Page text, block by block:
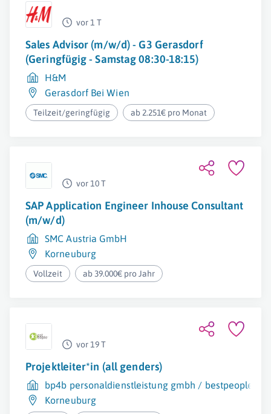
vor 1 T
Sales Advisor (m/w/d) - G3 Gerasdorf
(Geringfügig - Samstag 08:30-18:15)
H&M
Gerasdorf Bei Wien
Teilzeit/geringfügig ab 2.251€ pro Monat
vor 10 T
SAP Application Engineer Inhouse Consultant
(m/w/d)
SMC Austria GmbH
Korneuburg
Vollzeit ab 39.000€ pro Jahr
vor 19 T
Projektleiter*in (all genders)
bp4b personaldienstleistung gmbh / bestpeople
Korneuburg